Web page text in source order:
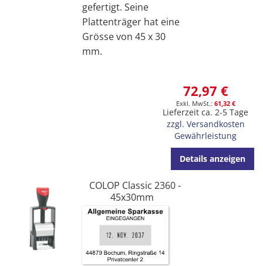
gefertigt. Seine
Plattenträger hat eine
Grösse von 45 x 30
mm.
72,97 €
61,32 €
Lieferzeit ca. 2-5 Tage
zzgl. Versandkosten
Gewährleistung
Details anzeigen
COLOP Classic 2360 -
45x30mm